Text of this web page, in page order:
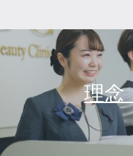
理念